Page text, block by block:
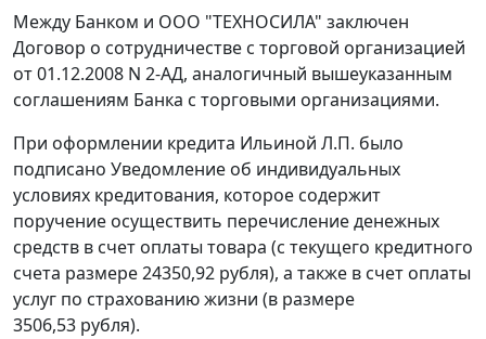
Между Банком и ООО "ТЕХНОСИЛА" заключен
Договор о сотрудничестве с торговой организацией
от 01.12.2008 N 2-АД, аналогичный вышеуказанным
соглашениям Банка с торговыми организациями.
При оформлении кредита Ильиной Л.П. было
подписано Уведомление об индивидуальных
условиях кредитования, которое содержит
поручение осуществить перечисление денежных
средств в счет оплаты товара (с текущего кредитного
счета размере 24350,92 рубля), а также в счет оплаты
услуг по страхованию жизни (в размере
3506,53 рубля).